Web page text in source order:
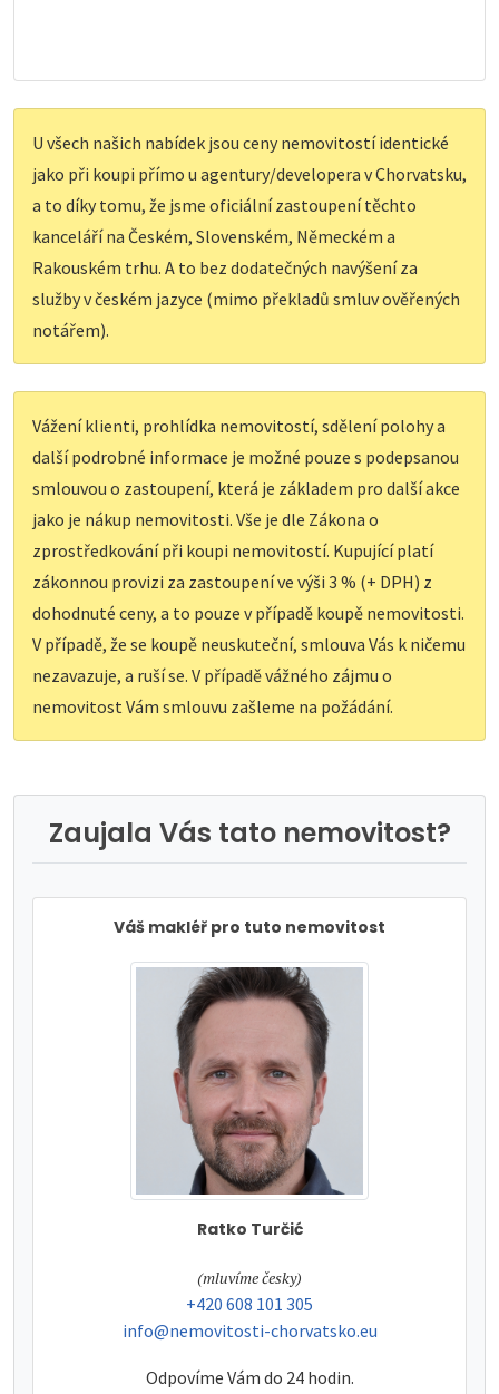
U všech našich nabídek jsou ceny nemovitostí identické
jako při koupi přímo u agentury/developera v Chorvatsku,
a to díky tomu, že jsme oficiální zastoupení těchto
kanceláří na Českém, Slovenském, Německém a
Rakouském trhu. A to bez dodatečných navýšení za
služby v českém jazyce (mimo překladů smluv ověřených
notářem).
Vážení klienti, prohlídka nemovitostí, sdělení polohy a
další podrobné informace je možné pouze s podepsanou
smlouvou o zastoupení, která je základem pro další akce
jako je nákup nemovitosti. Vše je dle Zákona o
zprostředkování při koupi nemovitostí. Kupující platí
zákonnou provizi za zastoupení ve výši 3 % (+ DPH) z
dohodnuté ceny, a to pouze v případě koupě nemovitosti.
V případě, že se koupě neuskuteční, smlouva Vás k ničemu
nezavazuje, a ruší se. V případě vážného zájmu o
nemovitost Vám smlouvu zašleme na požádání.
Zaujala Vás tato nemovitost?
Váš makléř pro tuto nemovitost
Ratko Turčić
tel:
(mluvíme česky)
tel:
+420 608 101 305
e-mail:
info@nemovitosti-chorvatsko.eu
Odpovíme Vám do 24 hodin.